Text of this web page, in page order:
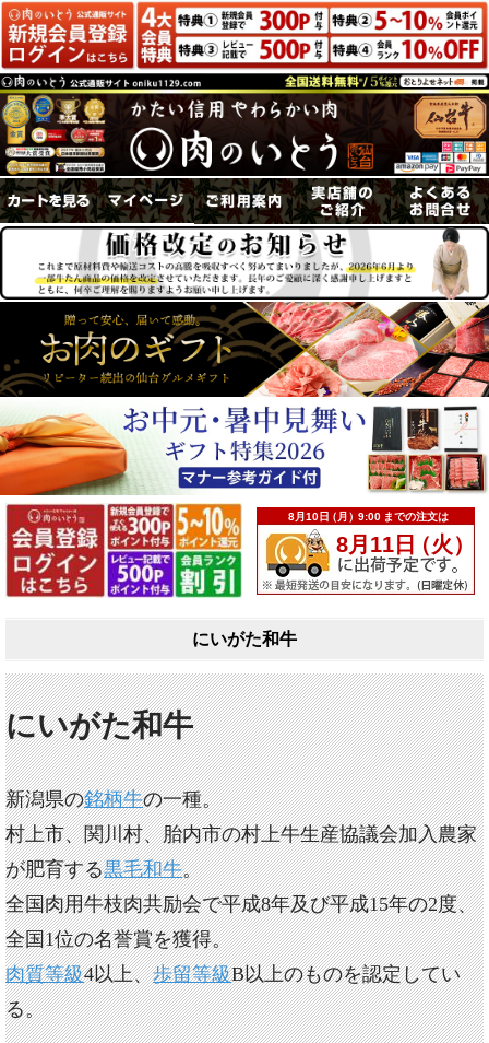
にいがた和牛
にいがた和牛
新潟県の銘柄牛の一種。
村上市、関川村、胎内市の村上牛生産協議会加入農家
が肥育する黒毛和牛。
全国肉用牛枝肉共励会で平成8年及び平成15年の2度、
全国1位の名誉賞を獲得。
肉質等級4以上、歩留等級B以上のものを認定してい
る。